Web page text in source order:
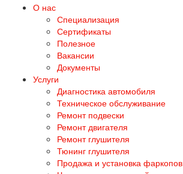
О нас
Специализация
Сертификаты
Полезное
Вакансии
Документы
Услуги
Диагностика автомобиля
Техническое обслуживание
Ремонт подвески
Ремонт двигателя
Ремонт глушителя
Тюнинг глушителя
Продажа и установка фаркопов